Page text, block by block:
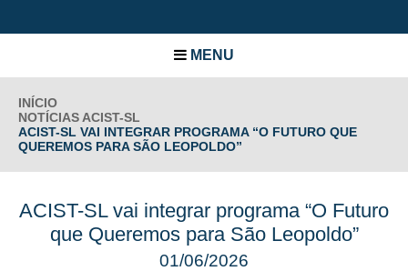
MENU
INÍCIO
NOTÍCIAS ACIST-SL
ACIST-SL VAI INTEGRAR PROGRAMA “O FUTURO QUE
QUEREMOS PARA SÃO LEOPOLDO”
ACIST-SL vai integrar programa “O Futuro
que Queremos para São Leopoldo”
01/06/2026